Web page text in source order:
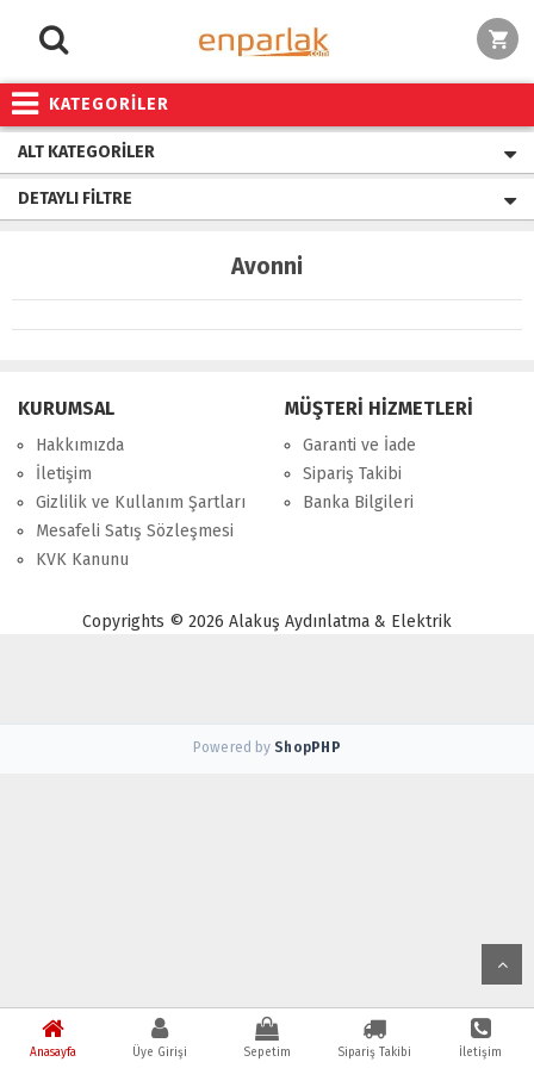
KATEGORİLER
Anasayfa Üye Girişi Sepetim Sipariş Takibi İletişim
ALT KATEGORILER
DETAYLI FILTRE
Avonni
KURUMSAL
Hakkımızda
İletişim
Gizlilik ve Kullanım Şartları
Mesafeli Satış Sözleşmesi
KVK Kanunu
MÜŞTERİ HİZMETLERİ
Garanti ve İade
Sipariş Takibi
Banka Bilgileri
Copyrights © 2026 Alakuş Aydınlatma & Elektrik
Powered by ShopPHP